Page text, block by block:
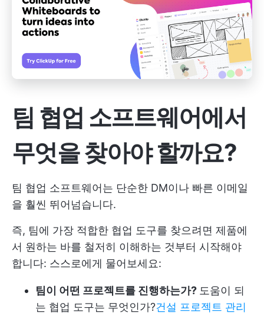
팀 협업 소프트웨어에서
무엇을 찾아야 할까요?
팀 협업 소프트웨어는 단순한 DM이나 빠른 이메일
을 훨씬 뛰어넘습니다.
즉, 팀에 가장 적합한 협업 도구를 찾으려면 제품에
서 원하는 바를 철저히 이해하는 것부터 시작해야
합니다: 스스로에게 물어보세요:
팀이 어떤 프로젝트를 진행하는가? 도움이 되
는 협업 도구는 무엇인가?건설 프로젝트 관리